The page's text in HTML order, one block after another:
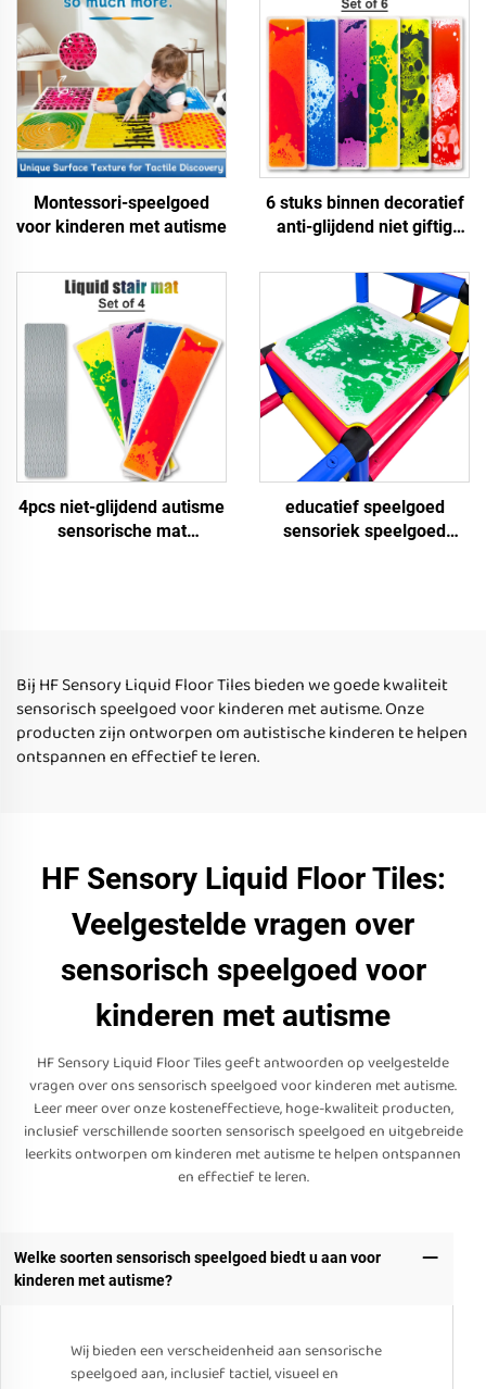
Montessori-speelgoed
voor kinderen met autisme
6 stuks binnen decoratief
anti-glijdend niet giftig
vloeibare trap vloer mat
sensorisch speelgoed voor
autistische kinderen
4pcs niet-glijdend autisme
sensorische mat
educatief speelgoed
sensoriek speelgoed
Bij HF Sensory Liquid Floor Tiles bieden we goede kwaliteit
sensorisch speelgoed voor kinderen met autisme. Onze
producten zijn ontworpen om autistische kinderen te helpen
ontspannen en effectief te leren.
HF Sensory Liquid Floor Tiles:
Veelgestelde vragen over
sensorisch speelgoed voor
kinderen met autisme
HF Sensory Liquid Floor Tiles geeft antwoorden op veelgestelde
vragen over ons sensorisch speelgoed voor kinderen met autisme.
Leer meer over onze kosteneffectieve, hoge-kwaliteit producten,
inclusief verschillende soorten sensorisch speelgoed en uitgebreide
leerkits ontworpen om kinderen met autisme te helpen ontspannen
en effectief te leren.
Welke soorten sensorisch speelgoed biedt u aan voor
kinderen met autisme?
Wij bieden een verscheidenheid aan sensorische
speelgoed aan, inclusief tactiel, visueel en